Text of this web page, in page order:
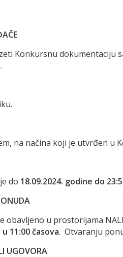
Konkursnu dokumentaciju
.
na načina koji je utvrđen u
do 18.09.2024. godine do
obavljeno u prostorijama
11:00 časova. Otvaranju
UGOVORA